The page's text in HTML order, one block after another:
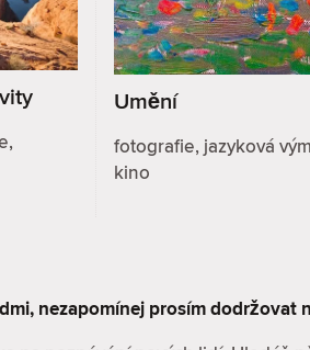
Umění
fotografie, jazyková
kino
nezapomínej prosím dodržovat